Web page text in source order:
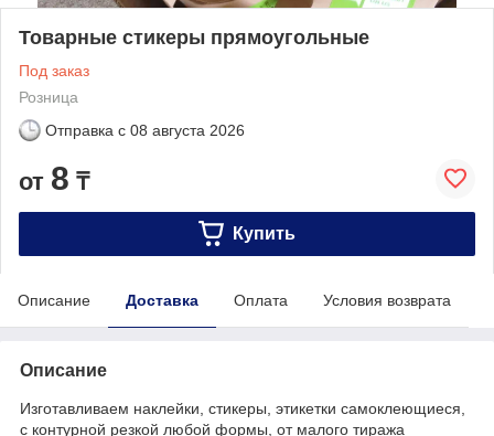
Товарные стикеры прямоугольные
Под заказ
Розница
Отправка с 08 августа 2026
от 8 ₸
Купить
Описание Доставка Оплата Условия возврата
Описание
Изготавливаем наклейки, стикеры, этикетки самоклеющиеся,
с контурной резкой любой формы, от малого тиража